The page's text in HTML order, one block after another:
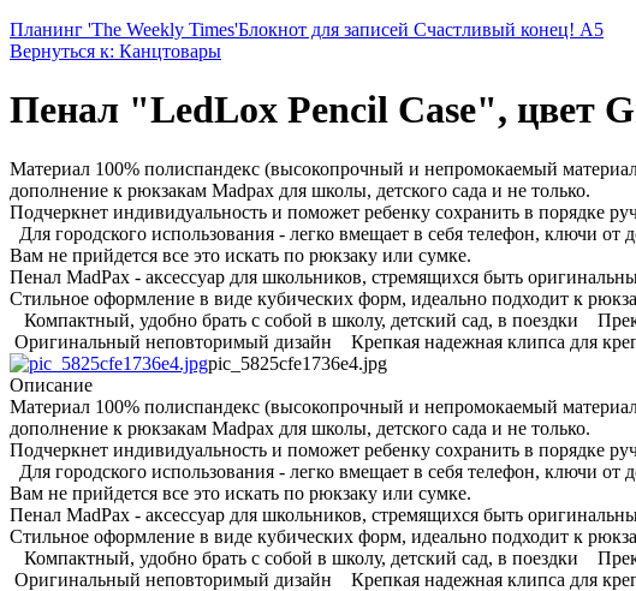
Планинг 'The Weekly Times'Блокнот для записей Счастливый конец! А5
Вернуться к: Канцтовары
Пенал "LedLox Pencil Case", цвет
Материал 100% полиспандекс (высокопрочный и непромокаемый
дополнение к рюкзакам Madpaх для школы, детского сада и не только.
Подчеркнет индивидуальность и поможет ребенку сохранить в порядке
Для городского использования - легко вмещает в себя телефон, ключи от
Вам не прийдется все это искать по рюкзаку или сумке.
Пенал MadPax - аксессуар для школьников, стремящихся быть
Стильное оформление в виде кубических форм, идеально подходит к
Компактный, удобно брать с собой в школу, детский сад, в поездки
Оригинальный неповторимый дизайн Крепкая надежная клипса для
pic_5825cfe1736e4.jpg
Описание
Материал 100% полиспандекс (высокопрочный и непромокаемый
дополнение к рюкзакам Madpaх для школы, детского сада и не только.
Подчеркнет индивидуальность и поможет ребенку сохранить в порядке
Для городского использования - легко вмещает в себя телефон, ключи от
Вам не прийдется все это искать по рюкзаку или сумке.
Пенал MadPax - аксессуар для школьников, стремящихся быть
Стильное оформление в виде кубических форм, идеально подходит к
Компактный, удобно брать с собой в школу, детский сад, в поездки
Оригинальный неповторимый дизайн Крепкая надежная клипса для